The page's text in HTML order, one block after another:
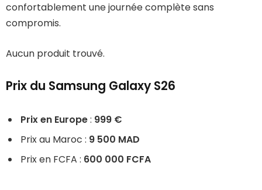
confortablement une journée complète sans
compromis.
Aucun produit trouvé.
Prix du Samsung Galaxy S26
Prix en Europe: 999 €
Prix au Maroc : 9 500 MAD
Prix en FCFA : 600 000 FCFA